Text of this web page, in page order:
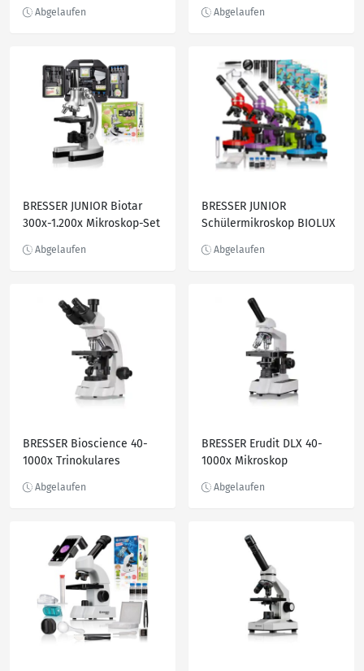
BRESSER JUNIOR Biotar
300x-1.200x Mikroskop-Set
BRESSER JUNIOR
Schülermikroskop BIOLUX
BRESSER Bioscience 40-
1000x Trinokulares
BRESSER Erudit DLX 40-
1000x Mikroskop